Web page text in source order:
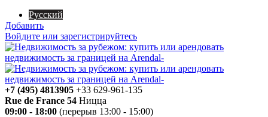
Русский
Добавить
Войдите или зарегистрируйтесь
+7 (495) 4813905 +33 629-961-135
Rue de France 54 Ницца
09:00 - 18:00 (перерыв 13:00 - 15:00)